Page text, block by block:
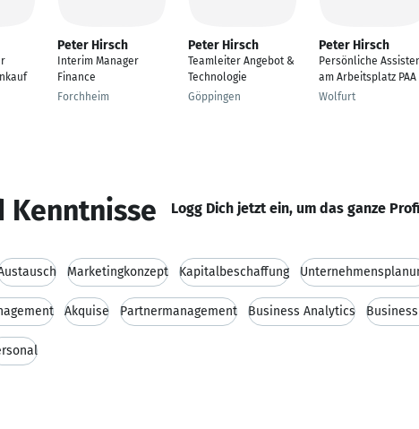
Peter Hirsch
Interim Manager
Finance
Forchheim
Peter Hirsch
Teamleiter Angebot &
Technologie
Göppingen
Peter Hirsch
Persönliche
am Arbeitsplatz PAA
Wolfurt
Kenntnisse Logg Dich jetzt ein, um das ganze
Marketingkonzept Kapitalbeschaffung
Akquise Partnermanagement Business Analytics